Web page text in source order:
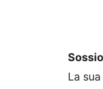
La